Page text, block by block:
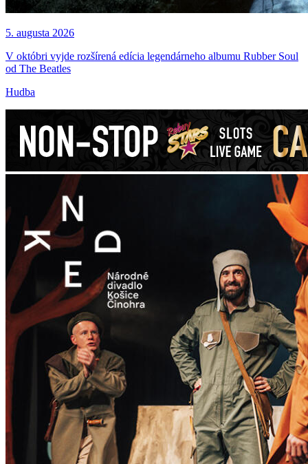
5. augusta 2026
V októbri vyjde rozšírená edícia legendárneho albumu Rubber Soul
od The Beatles
Hudba